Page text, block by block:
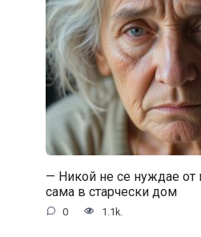
— Никой не се нуждае от
сама в старчески дом
0 1.1k.